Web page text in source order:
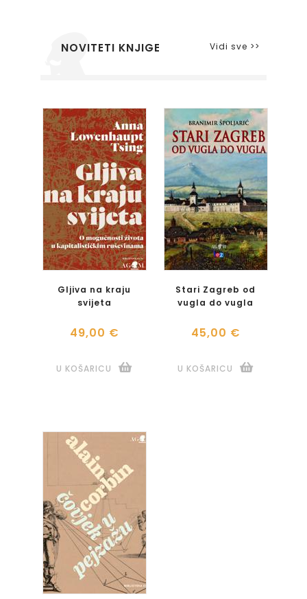
NOVITETI KNJIGE Vidi sve >>
Gljiva na kraju
svijeta
49,00 €
U KOŠARICU
Stari Zagreb od
vugla do vugla
45,00 €
U KOŠARICU